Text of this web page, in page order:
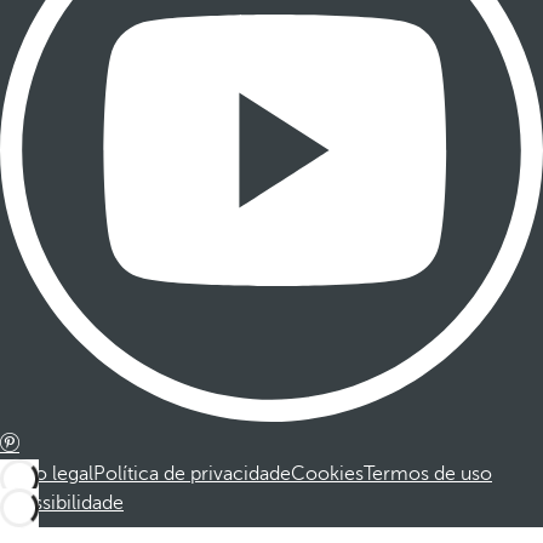
Aviso legalPolítica de privacidadeCookiesTermos de uso
Acessibilidade